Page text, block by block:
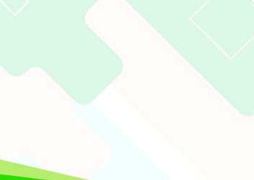
neilchjh2023
適用瀏覽器：Edge、Google、Firefox
Xoops版本： XOOPS 2.5.11
網站語